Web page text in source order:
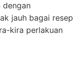
dengan
jauh bagai resep
kira perlakuan